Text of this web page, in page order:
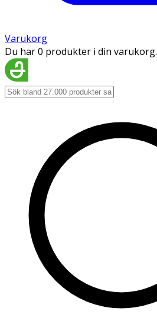
Varukorg
Du har 0 produkter i din varukorg.